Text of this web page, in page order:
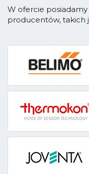
W ofercie
producentów, takich